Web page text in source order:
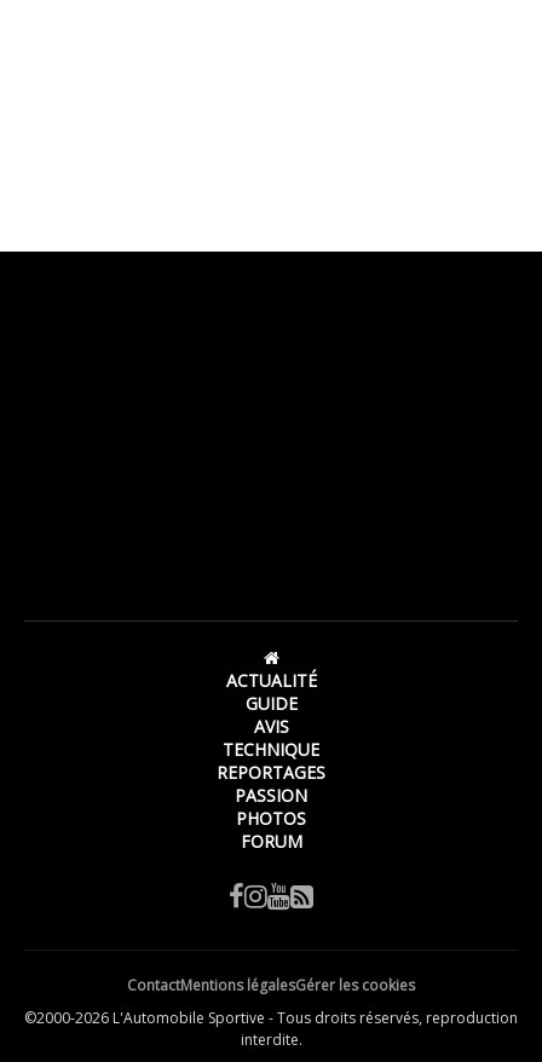
ACTUALITÉ
GUIDE
AVIS
TECHNIQUE
REPORTAGES
PASSION
PHOTOS
FORUM
ContactMentions légalesGérer les cookies
©2000-2026 L'Automobile Sportive - Tous droits réservés, reproduction
interdite.